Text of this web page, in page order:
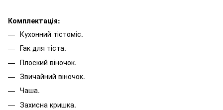
Комплектація:
Кухонний тістоміс.
Гак для тіста.
Плоский віночок.
Звичайний віночок.
Чаша.
Захисна кришка.